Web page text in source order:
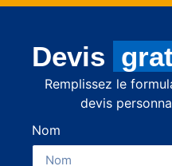
Devis
Remplissez le
devis
Nom